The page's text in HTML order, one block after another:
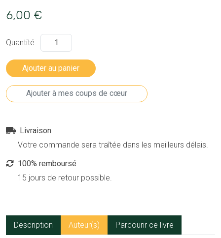
6,00 €
Quantité
Livraison
Votre commande sera traîtée dans les meilleurs délais.
100% remboursé
15 jours de retour possible.
Description Auteur(s) Parcourir ce livre